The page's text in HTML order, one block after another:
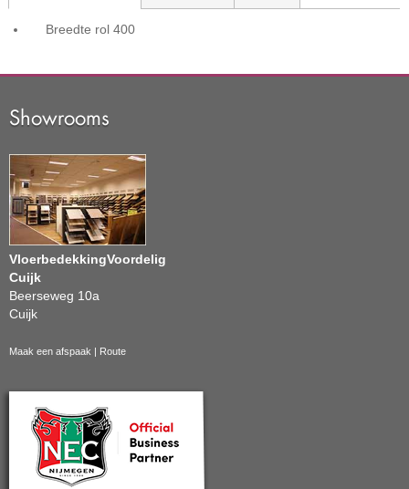
Breedte rol 400
Showrooms
VloerbedekkingVoordelig
Cuijk
Beerseweg 10a
Cuijk
Maak een afspaak Route